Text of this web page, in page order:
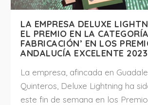
LA EMPRESA DELUXE
EL PREMIO EN LA
FABRICACIÓN’ EN LOS
ANDALUCÍA EXCELENTE 2023
La empresa, afincada en
Quinteros, Deluxe Lightning ha
este fin de semana en los